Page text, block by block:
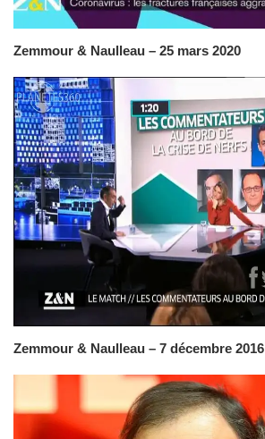
Zemmour & Naulleau – 25 mars 2020
Zemmour & Naulleau – 7 décembre 2016